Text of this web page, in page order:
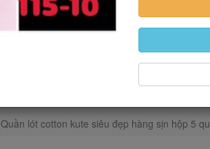
Quần lót cotton kute siêu đẹp hàng sịn hộp 5